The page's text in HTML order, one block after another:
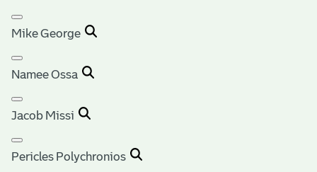
Mike George
Namee Ossa
Jacob Missi
Pericles Polychronios